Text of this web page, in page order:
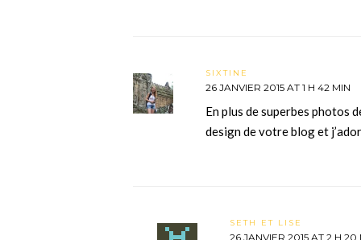
SIXTINE
26 JANVIER 2015 AT 1 H 42 MIN
En plus de superbes photos
design de votre blog et
SETH ET LISE
26 JANVIER 2015 AT 2 H 20